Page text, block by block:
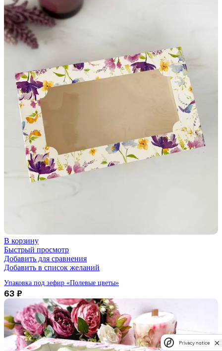
В корзину
Быстрый просмотр
Добавить для сравнения
Добавить в список желаний
Упаковка под зефир «Полевые цветы»
63 ₽
Privacy notice